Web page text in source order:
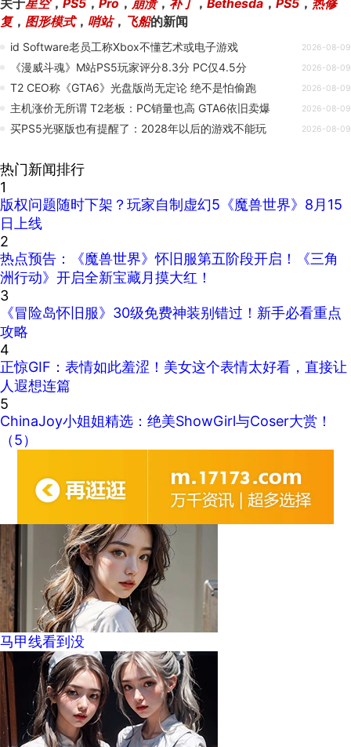
关于星空， PS5 ， Pro ， 崩溃， 补丁， Bethesda ， PS5 ， 热修
复， 图形模式， 哨站， 飞船的新闻
id Software老员工称Xbox不懂艺术或电子游戏 2026-08-09
《漫威斗魂》M站PS5玩家评分8.3分 PC仅4.5分 2026-08-09
T2 CEO称《GTA6》光盘版尚无定论 绝不是怕偷跑 2026-08-09
主机涨价无所谓 T2老板：PC销量也高 GTA6依旧卖爆 2026-08-09
买PS5光驱版也有提醒了：2028年以后的游戏不能玩 2026-08-09
热门新闻排行
1
版权问题随时下架？玩家自制虚幻5《魔兽世界》8月15
日上线
2
热点预告：《魔兽世界》怀旧服第五阶段开启！《三角
洲行动》开启全新宝藏月摸大红！
3
《冒险岛怀旧服》30级免费神装别错过！新手必看重点
攻略
4
正惊GIF：表情如此羞涩！美女这个表情太好看，直接让
人遐想连篇
5
ChinaJoy小姐姐精选：绝美ShowGirl与Coser大赏！
（5）
马甲线看到没